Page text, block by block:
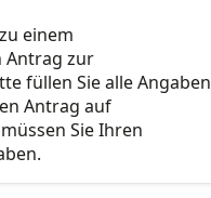
einem
Antrag zur
füllen Sie alle Angaben
Antrag auf
Sie Ihren